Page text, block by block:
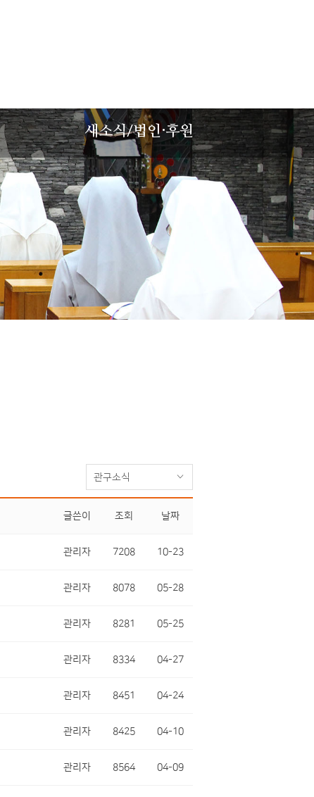
새소식/법인·후원
관구소식
글쓴이 조회 날짜
관리자 7208 10-23
관리자 8078 05-28
관리자 8281 05-25
관리자 8334 04-27
관리자 8451 04-24
관리자 8425 04-10
관리자 8564 04-09